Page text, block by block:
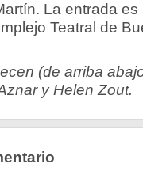
La entrada
Teatral de
(de arriba
y Helen Zout.